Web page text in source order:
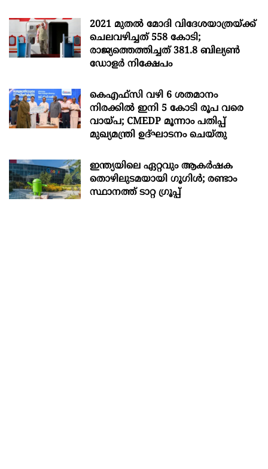
2021 മുതൽ മോദി വിദേശയാത്രയ്ക്ക്
ചെലവഴിച്ചത് 558 കോടി;
രാജ്യത്തെത്തിച്ചത് 381.8 ബില്യൺ
ഡോളർ നിക്ഷേപം
കെഎഫ്സി വഴി 6 ശതമാനം
നിരക്കിൽ ഇനി 5 കോടി രൂപ വരെ
വായ്പ; CMEDP മൂന്നാം പതിപ്പ്
മുഖ്യമന്ത്രി ഉദ്ഘാടനം ചെയ്തു
ഇന്ത്യയിലെ ഏറ്റവും ആകര്‍ഷക
തൊഴിലുടമയായി ഗൂഗിള്‍; രണ്ടാം
സ്ഥാനത്ത് ടാറ്റ ഗ്രൂപ്പ്